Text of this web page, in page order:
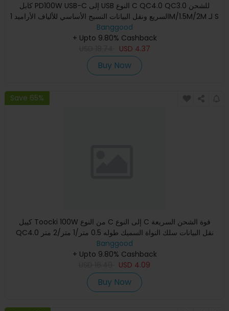
كابل PD100W USB-C إلى USB النوع C QC4.0 QC3.0 للشحن
السريع ونقل البيانات النسيج الأساسي للألياف الأراميد 1M/1.5M/2M لـ S
Banggood
+ Upto 9.80% Cashback
USD 4.37
Buy Now
Save 65%
كيبل Toocki 100W من النوع C إلى النوع C قوة الشحن السريعة
QC4.0 نقل البيانات سلك النواة السميك طوله 0.5 متر/1 متر/2 متر
Banggood
+ Upto 9.80% Cashback
USD 4.09
Buy Now